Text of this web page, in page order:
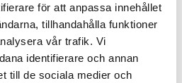
för att anpassa innehållet
tillhandahålla funktioner
vår trafik. Vi
identifierare och annan
till de sociala medier och
på högre nivåer. Detta gör
för tung styrketräning,
och högintensiv
dig själv med tunga lyft,